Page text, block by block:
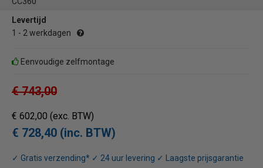
Levertijd
1 - 2 werkdagen
Eenvoudige zelfmontage
€ 743,00
€ 602,00 (exc. BTW)
€ 728,40 (inc. BTW)
✓ Gratis verzending* ✓ 24 uur levering ✓ Laagste prijsgarantie